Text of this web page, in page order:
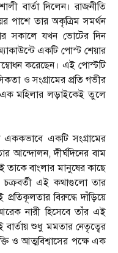
বার্তা দিলেন। রাজনীতি
পাশে তার অকৃত্রিম সমর্থন
সকালে যখন ভোটের দিন
একটি পোস্ট শেয়ার
করেছেন। এই পোস্টটি
ও সংগ্রামের প্রতি গভীর
এক মহিলার লড়াইকেই তুলে
এককভাবে একটি সংগ্রামের
আন্দোলন, দীর্ঘদিনের বাম
তাকে বাংলার মানুষের কাছে
চক্রবর্তী এই কথাগুলো তার
বিরুদ্ধে দাঁড়িয়ে
নারী হিসেবে তাঁর এই
শুধু মমতার নেতৃত্বের
ও আত্মবিশ্বাসের পক্ষে এক